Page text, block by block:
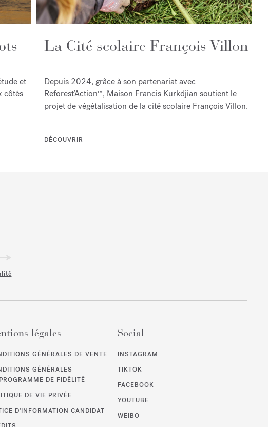
et
côtés
La Cité scolaire François Villon
Depuis 2024, grâce à son partenariat avec
Reforest’Action™, Maison Francis Kurkdjian soutient le
projet de végétalisation de la cité scolaire François Villon.
DÉCOUVRIR
légales
GÉNÉRALES DE VENTE
GÉNÉRALES
DE FIDÉLITÉ
DE VIE PRIVÉE
D'INFORMATION CANDIDAT
Social
INSTAGRAM
TIKTOK
FACEBOOK
YOUTUBE
WEIBO